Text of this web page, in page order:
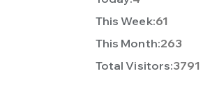
This Week:61
This Month:263
Total Visitors:3791